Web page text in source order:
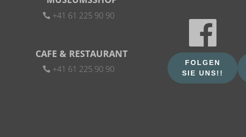
+41 61 225 90 90
CAFE & RESTAURANT
+41 61 225 90 90
FOLGEN
SIE UNS!!